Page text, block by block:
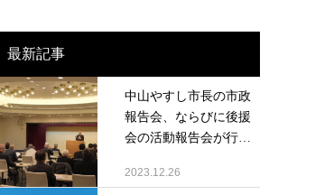
最新記事
中山やすし市長の市政
報告会、ならびに後援
会の活動報告会が行
2023.12.26